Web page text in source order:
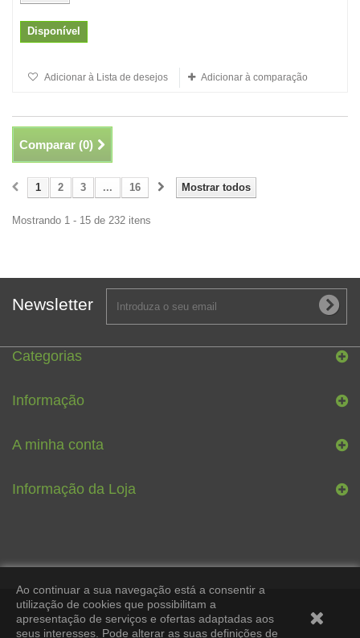
Disponível
Adicionar à Lista de desejos Adicionar à comparação
Comparar (0)
Mostrar todos
1 2 3 ... 16
Mostrando 1 - 15 de 232 itens
Newsletter
Categorias
Informação
A minha conta
Informação da Loja
Ao continuar a sua navegação está a consentir a
utilização de cookies que possibilitam a
apresentação de serviços e ofertas adaptadas aos
seus interesses. Pode alterar as suas definições de